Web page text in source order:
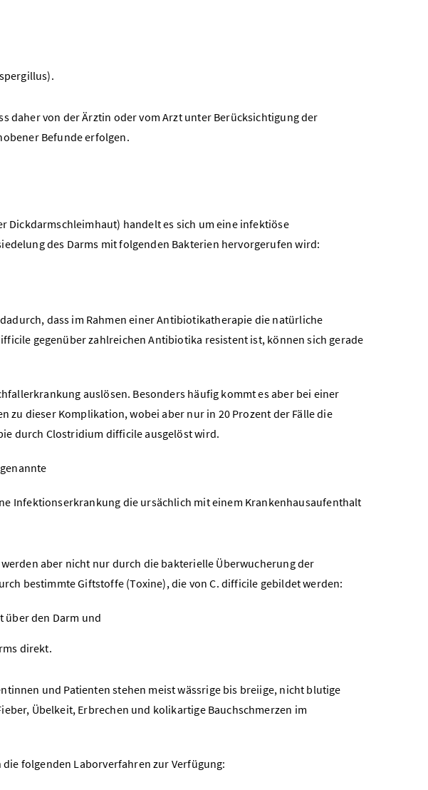
daher von der Ärztin oder vom Arzt unter Berücksichtigung der
Befunde erfolgen.
Dickdarmschleimhaut) handelt es sich um eine infektiöse
des Darms mit folgenden Bakterien hervorgerufen wird:
dass im Rahmen einer Antibiotikatherapie die natürliche
gegenüber zahlreichen Antibiotika resistent ist, können sich gerade
auslösen. Besonders häufig kommt es aber bei einer
zu dieser Komplikation, wobei aber nur in 20 Prozent der Fälle die
durch Clostridium difficile ausgelöst wird.
Infektionserkrankung die ursächlich mit einem Krankenhausaufenthalt
aber nicht nur durch die bakterielle Überwucherung der
bestimmte Giftstoffe (Toxine), die von C. difficile gebildet werden:
über den Darm und
direkt.
und Patienten stehen meist wässrige bis breiige, nicht blutige
Übelkeit, Erbrechen und kolikartige Bauchschmerzen im
folgenden Laborverfahren zur Verfügung: